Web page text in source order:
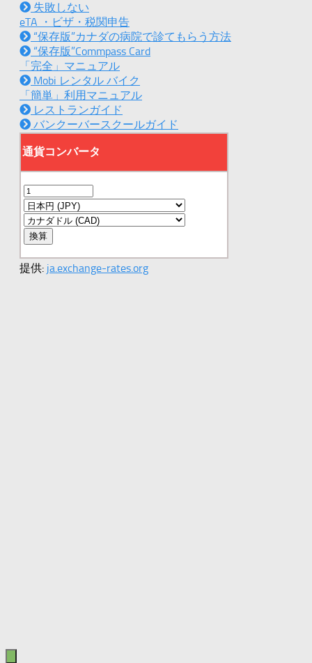
失敗しない
eTA ・ビザ・税関申告
“保存版”カナダの病院で診てもらう方法
“保存版”Commpass Card
「完全」マニュアル
Mobi レンタル バイク
「簡単」利用マニュアル
レストランガイド
バンクーバースクールガイド
提供: ja.exchange-rates.org